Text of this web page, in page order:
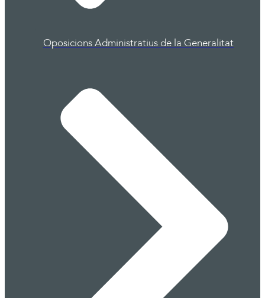
Oposicions Administratius de la Generalitat